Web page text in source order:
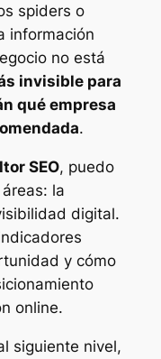
spiders o
información
no está
invisible para
qué empresa
.
SEO, puedo
la
digital.
y cómo
online.
siguiente nivel,